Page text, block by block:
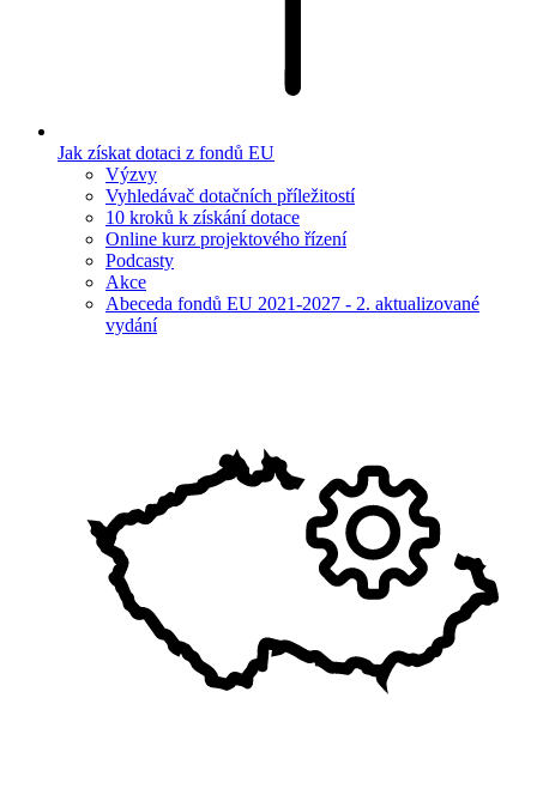
Jak získat dotaci z fondů EU
Výzvy
Vyhledávač dotačních příležitostí
10 kroků k získání dotace
Online kurz projektového řízení
Podcasty
Akce
Abeceda fondů EU 2021-2027 - 2. aktualizované
vydání